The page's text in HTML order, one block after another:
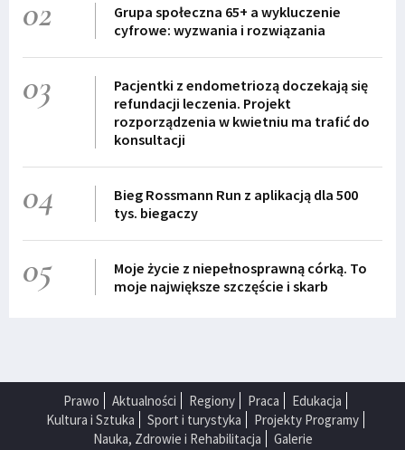
02
Grupa społeczna 65+ a wykluczenie
cyfrowe: wyzwania i rozwiązania
03
Pacjentki z endometriozą doczekają się
refundacji leczenia. Projekt
rozporządzenia w kwietniu ma trafić do
konsultacji
04
Bieg Rossmann Run z aplikacją dla 500
tys. biegaczy
05
Moje życie z niepełnosprawną córką. To
moje największe szczęście i skarb
Prawo Aktualności Regiony Praca
Edukacja
Kultura i Sztuka
Sport i turystyka
Projekty Programy
Nauka, Zdrowie i Rehabilitacja
Galerie